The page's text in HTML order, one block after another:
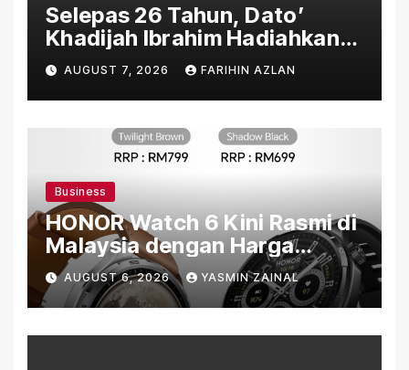
Selepas 26 Tahun, Dato’
Khadijah Ibrahim Hadiahkan
“Ibu Doa” sebagai Karya
Penuh Makna
AUGUST 7, 2026 FARIHIN AZLAN
Business
HONOR Watch 6 Kini Rasmi di
Malaysia dengan Harga
Bermula RM699
AUGUST 6, 2026 YASMIN ZAINAL